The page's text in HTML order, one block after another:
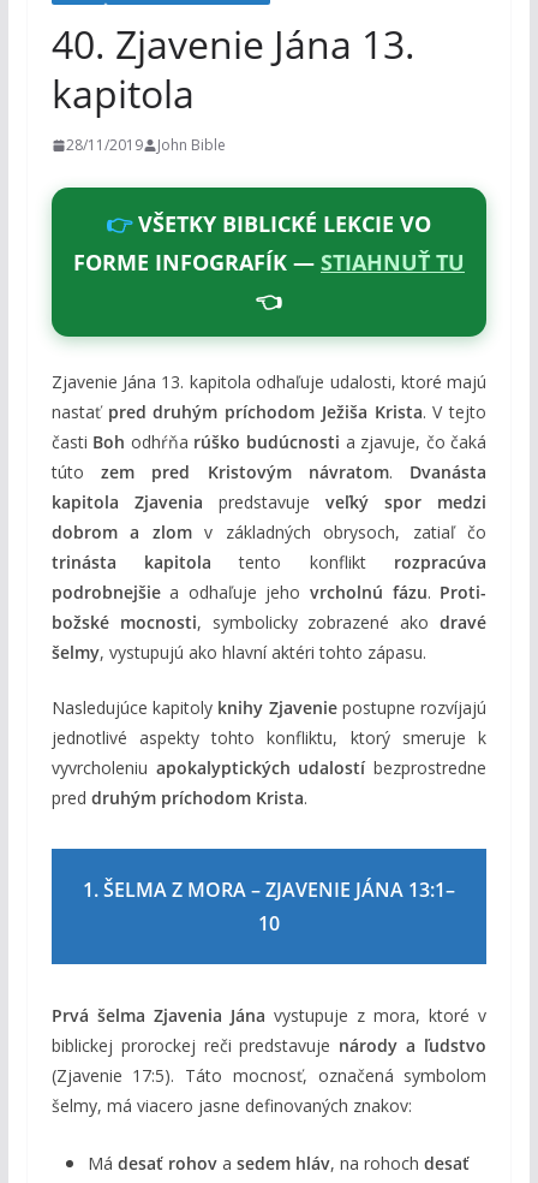
h
40. Zjavenie Jána 13.
kapitola
28/11/2019 John Bible
👉VŠETKY BIBLICKÉ LEKCIE VO
FORME INFOGRAFÍK — STIAHNUŤ TU
👈
Zjavenie Jána 13. kapitola odhaľuje udalosti, ktoré majú
nastať pred druhým príchodom Ježiša Krista. V tejto
časti Boh odhŕňa rúško budúcnosti a zjavuje, čo čaká
tútozem pred Kristovým návratom. Dvanásta
kapitola Zjavenia predstavujeveľký spor medzi
dobrom a zlomv základných obrysoch, zatiaľ čo
trinásta kapitola tento konflikt rozpracúva
podrobnejšiea odhaľuje jehovrcholnú fázu. Proti-
božské mocnosti, symbolicky zobrazené akodravé
šelmy, vystupujú ako hlavní aktéri tohto zápasu.
Nasledujúce kapitoly knihy Zjaveniepostupne rozvíjajú
jednotlivé aspekty tohto konfliktu, ktorý smeruje k
vyvrcholeniu apokalyptických udalostí bezprostredne
pred druhým príchodom Krista.
1. ŠELMA Z MORA – ZJAVENIE JÁNA 13:1–
10
Prvá šelma Zjavenia Jána vystupuje z mora, ktoré v
biblickej prorockej reči predstavuje národy a ľudstvo
(Zjavenie 17:5). Táto mocnosť, označená symbolom
šelmy, má viacero jasne definovaných znakov:
Má desať rohova sedem hláv, na rohoch desať